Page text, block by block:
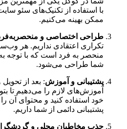
با استفاده از تکنیک‌های سئو
ممکن بهینه می‌کنیم.
طراحی اختصاصی و
تکراری اعتقادی نداریم. هر
منحصر به فرد است که با توجه
شما طراحی می‌شود.
پشتیبانی و آموزش: بعد از
آموزش‌های لازم را می‌دهیم تا
خود استفاده کنید و محتوای آن
پشتیبانی دائمی از شما داریم.
جذب مخاطبان محلی و